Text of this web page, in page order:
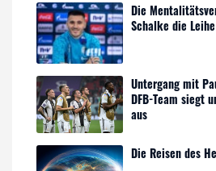
Die
Schalke die
Untergang mit
DFB-Team siegt
aus
Die Reisen des